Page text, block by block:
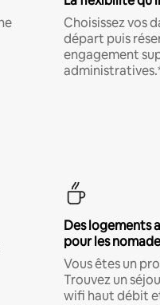
Choisissez vos
départ puis
engagement
Des logements
pour les
Vous êtes un
Trouvez un
wifi haut débit